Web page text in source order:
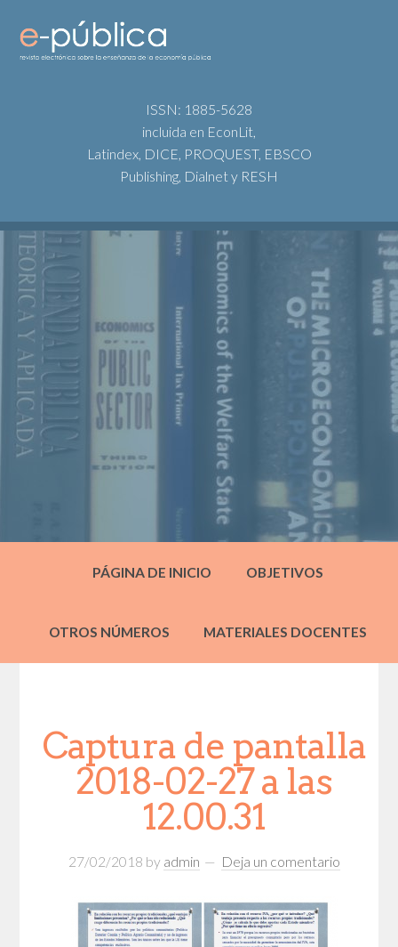
ISSN: 1885-5628
incluida en EconLit,
Latindex, DICE, PROQUEST, EBSCO
Publishing, Dialnet y RESH
PÁGINA DE INICIO OBJETIVOS
OTROS NÚMEROS MATERIALES DOCENTES
Captura de pantalla
2018-02-27 a las
12.00.31
27/02/2018 by admin Deja un comentario